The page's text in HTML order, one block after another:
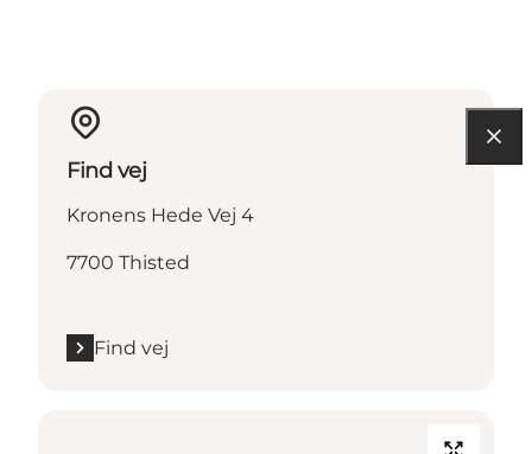
Find vej
Kronens Hede Vej 4
7700 Thisted
Find vej